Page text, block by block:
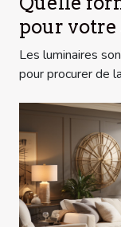
pour votre
Les luminaires
pour procurer de